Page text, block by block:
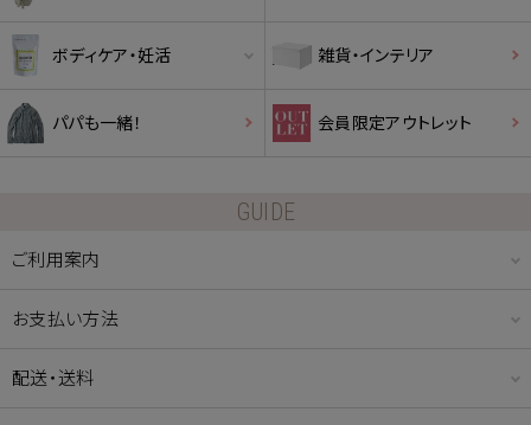
ボディケア・妊活 雑貨・インテリア
パパも一緒！ 会員限定アウトレット
GUIDE
ご利用案内
お支払い方法
配送・送料